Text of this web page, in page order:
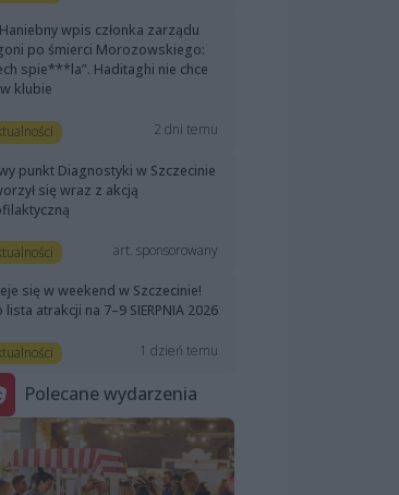
Haniebny wpis członka zarządu
po śmierci Morozowskiego:
spie***la”. Haditaghi nie chce
klubie
2 dni temu
punkt Diagnostyki w Szczecinie
się wraz z akcją
art. sponsorowany
się w weekend w Szczecinie!
lista atrakcji na 7–9 SIERPNIA 2026
1 dzień temu
Polecane wydarzenia